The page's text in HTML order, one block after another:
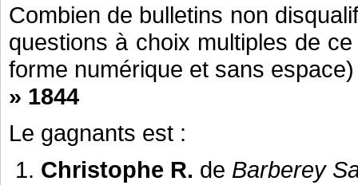
Combien de bulletins non
questions à choix multiples de
forme numérique et sans espace)
» 1844
Le gagnants est :
Christophe R. de Barberey